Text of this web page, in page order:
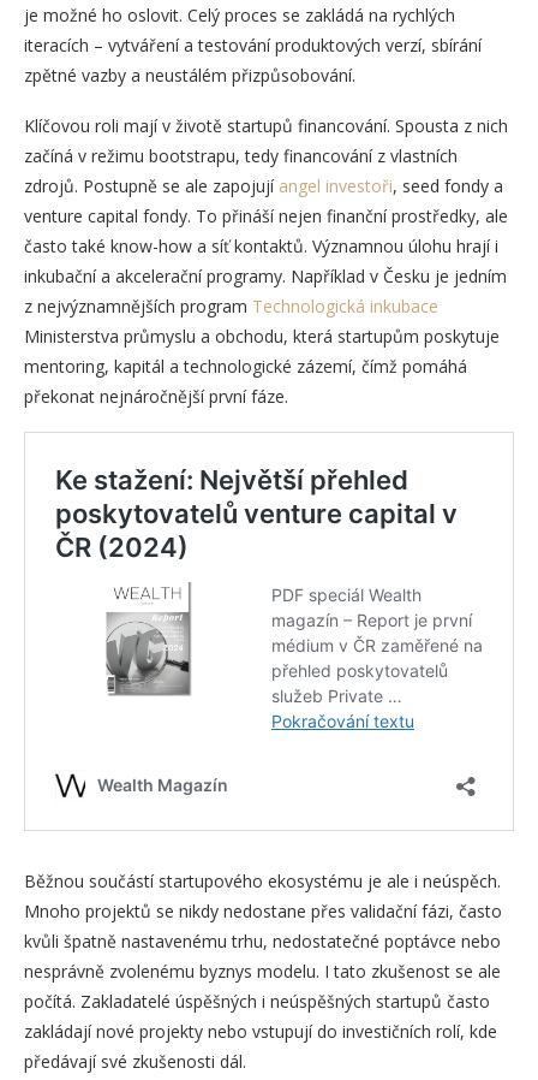
je možné ho oslovit. Celý proces se zakládá na rychlých
iteracích – vytváření a testování produktových verzí, sbírání
zpětné vazby a neustálém přizpůsobování.
Klíčovou roli mají v životě startupů financování. Spousta z nich
začíná v režimu bootstrapu, tedy financování z vlastních
zdrojů. Postupně se ale zapojují angel investoři, seed fondy a
venture capital fondy. To přináší nejen finanční prostředky, ale
často také know-how a síť kontaktů. Významnou úlohu hrají i
inkubační a akcelerační programy. Například v Česku je jedním
z nejvýznamnějších program Technologická inkubace
Ministerstva průmyslu a obchodu, která startupům poskytuje
mentoring, kapitál a technologické zázemí, čímž pomáhá
překonat nejnáročnější první fáze.
Běžnou součástí startupového ekosystému je ale i neúspěch.
Mnoho projektů se nikdy nedostane přes validační fázi, často
kvůli špatně nastavenému trhu, nedostatečné poptávce nebo
nesprávně zvolenému byznys modelu. I tato zkušenost se ale
počítá. Zakladatelé úspěšných i neúspěšných startupů často
zakládají nové projekty nebo vstupují do investičních rolí, kde
předávají své zkušenosti dál.